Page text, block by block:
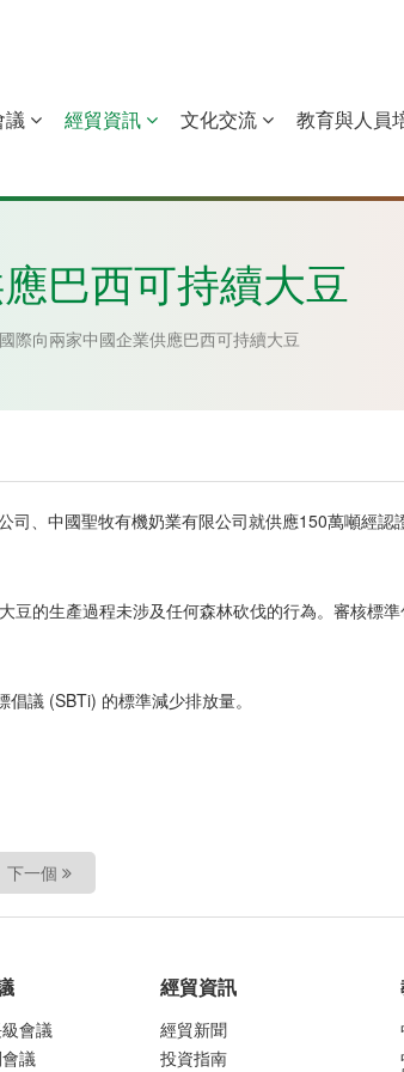
亞 莫桑比克 葡萄牙 聖多
議 經貿資訊 文化交流 教育與人員
巴西可持續大豆
際向兩家中國企業供應巴西可持續大豆
、中國聖牧有機奶業有限公司就供應150萬噸經認
的生產過程未涉及任何森林砍伐的行為。審核標
議 (SBTi) 的標準減少排放量。
下一個
會議
議
經貿資訊
經貿新聞
投資指南